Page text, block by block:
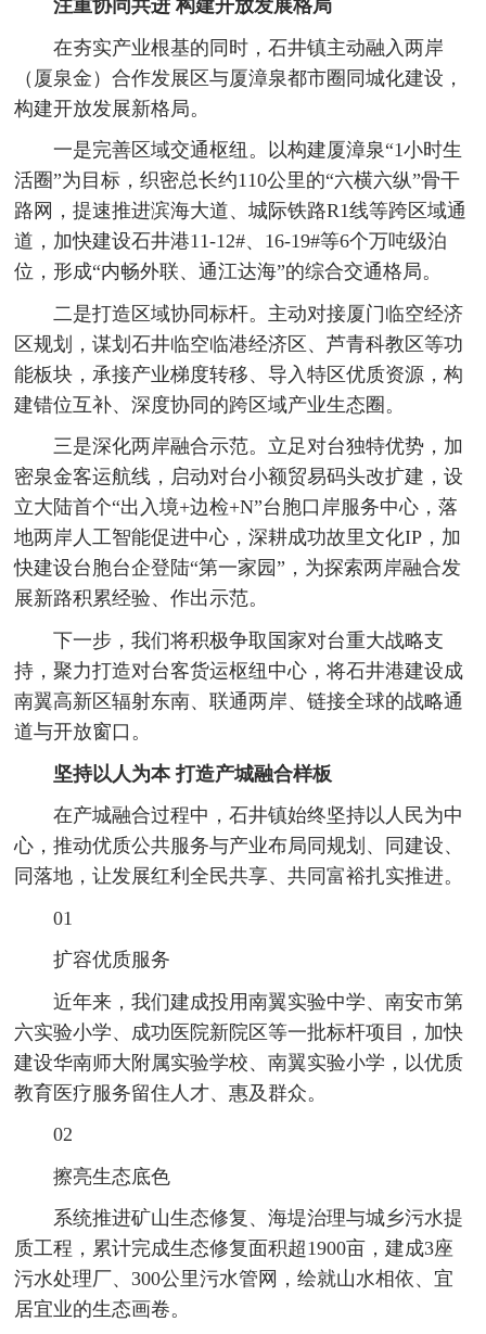
注重协同共进 构建开放发展格局
在夯实产业根基的同时，石井镇主动融入两岸
（厦泉金）合作发展区与厦漳泉都市圈同城化建设，
构建开放发展新格局。
一是完善区域交通枢纽。以构建厦漳泉“1小时生
活圈”为目标，织密总长约110公里的“六横六纵”骨干
路网，提速推进滨海大道、城际铁路R1线等跨区域通
道，加快建设石井港11-12#、16-19#等6个万吨级泊
位，形成“内畅外联、通江达海”的综合交通格局。
二是打造区域协同标杆。主动对接厦门临空经济
区规划，谋划石井临空临港经济区、芦青科教区等功
能板块，承接产业梯度转移、导入特区优质资源，构
建错位互补、深度协同的跨区域产业生态圈。
三是深化两岸融合示范。立足对台独特优势，加
密泉金客运航线，启动对台小额贸易码头改扩建，设
立大陆首个“出入境+边检+N”台胞口岸服务中心，落
地两岸人工智能促进中心，深耕成功故里文化IP，加
快建设台胞台企登陆“第一家园”，为探索两岸融合发
展新路积累经验、作出示范。
下一步，我们将积极争取国家对台重大战略支
持，聚力打造对台客货运枢纽中心，将石井港建设成
南翼高新区辐射东南、联通两岸、链接全球的战略通
道与开放窗口。
坚持以人为本 打造产城融合样板
在产城融合过程中，石井镇始终坚持以人民为中
心，推动优质公共服务与产业布局同规划、同建设、
同落地，让发展红利全民共享、共同富裕扎实推进。
01
扩容优质服务
近年来，我们建成投用南翼实验中学、南安市第
六实验小学、成功医院新院区等一批标杆项目，加快
建设华南师大附属实验学校、南翼实验小学，以优质
教育医疗服务留住人才、惠及群众。
02
擦亮生态底色
系统推进矿山生态修复、海堤治理与城乡污水提
质工程，累计完成生态修复面积超1900亩，建成3座
污水处理厂、300公里污水管网，绘就山水相依、宜
居宜业的生态画卷。